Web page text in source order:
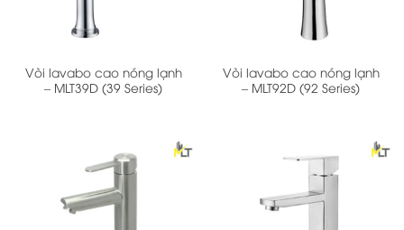
Vòi lavabo cao nóng lạnh
– MLT39D (39 Series)
Vòi lavabo cao nóng lạnh
– MLT92D (92 Series)